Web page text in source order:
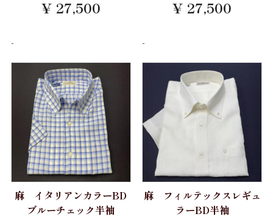
CANCLINI
ALBIATE
お仕立券
Price
～10,000円
10,001円～20,000円
¥ 27,500
-
¥ 27,500
-
麻 イタリアンカラーBD
ブルーチェック半袖
麻 フィルテックスレギュ
ラーBD半袖